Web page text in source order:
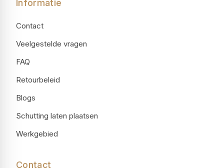
Informatie
Contact
Veelgestelde vragen
FAQ
Retourbeleid
Blogs
Schutting laten plaatsen
Werkgebied
Contact